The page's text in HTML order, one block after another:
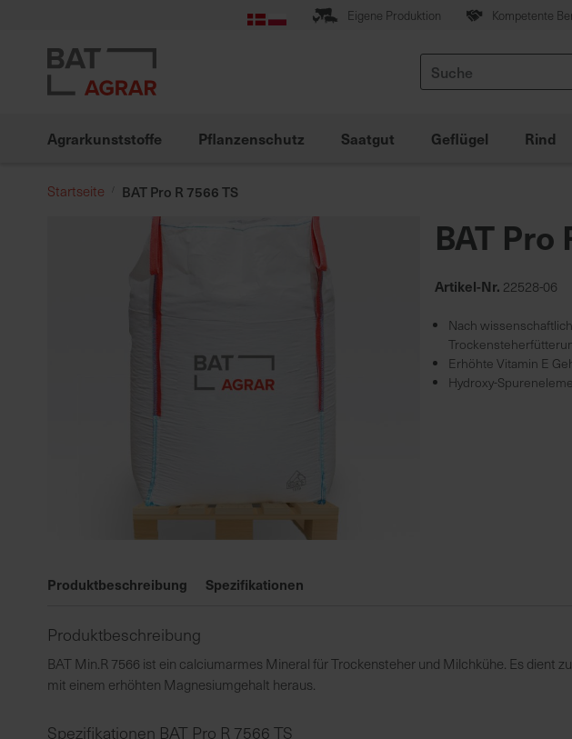
springen
Eigene Produktion Kompetente
Suche
Agrarkunststoffe Pflanzenschutz Saatgut Geflügel Rind
Startseite BAT Pro R 7566 TS
der
springen
BAT Pro
Artikel-Nr. 22528-06
Nach
Erhöhte Vitamin E
Hydroxy-
Produktbeschreibung Spezifikationen
Produktbeschreibung
BAT Min.R 7566 ist ein calciumarmes Mineral für Trockensteher und Milchkühe. Es dient
mit einem erhöhten Magnesiumgehalt heraus.
Spezifikationen BAT Pro R 7566 TS